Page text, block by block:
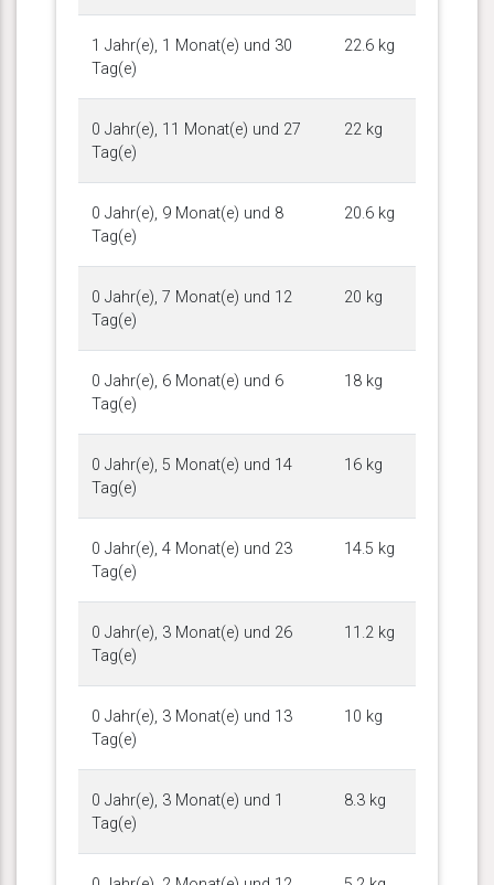
1 Jahr(e), 1 Monat(e) und 30
Tag(e)
22.6 kg
0 Jahr(e), 11 Monat(e) und 27
Tag(e)
22 kg
0 Jahr(e), 9 Monat(e) und 8
Tag(e)
20.6 kg
0 Jahr(e), 7 Monat(e) und 12
Tag(e)
20 kg
0 Jahr(e), 6 Monat(e) und 6
Tag(e)
18 kg
0 Jahr(e), 5 Monat(e) und 14
Tag(e)
16 kg
0 Jahr(e), 4 Monat(e) und 23
Tag(e)
14.5 kg
0 Jahr(e), 3 Monat(e) und 26
Tag(e)
11.2 kg
0 Jahr(e), 3 Monat(e) und 13
Tag(e)
10 kg
0 Jahr(e), 3 Monat(e) und 1
Tag(e)
8.3 kg